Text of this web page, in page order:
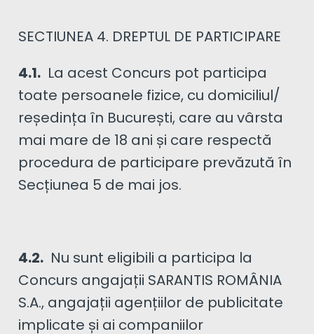
SECTIUNEA 4. DREPTUL DE PARTICIPARE
4.1. La acest Concurs pot participa
toate persoanele fizice, cu domiciliul/
reședința în București, care au vârsta
mai mare de 18 ani și care respectă
procedura de participare prevăzută în
Secțiunea 5 de mai jos.
4.2. Nu sunt eligibili a participa la
Concurs angajații SARANTIS ROMÂNIA
S.A., angajații agențiilor de publicitate
implicate și ai companiilor